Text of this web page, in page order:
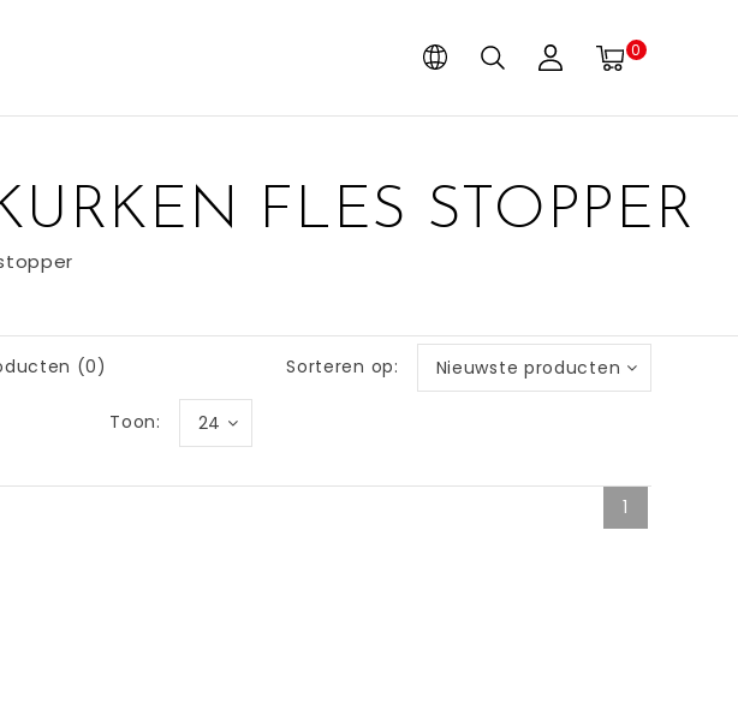
0
FLES STOPPER
(0) Sorteren op: Nieuwste producten
Toon: 24
1